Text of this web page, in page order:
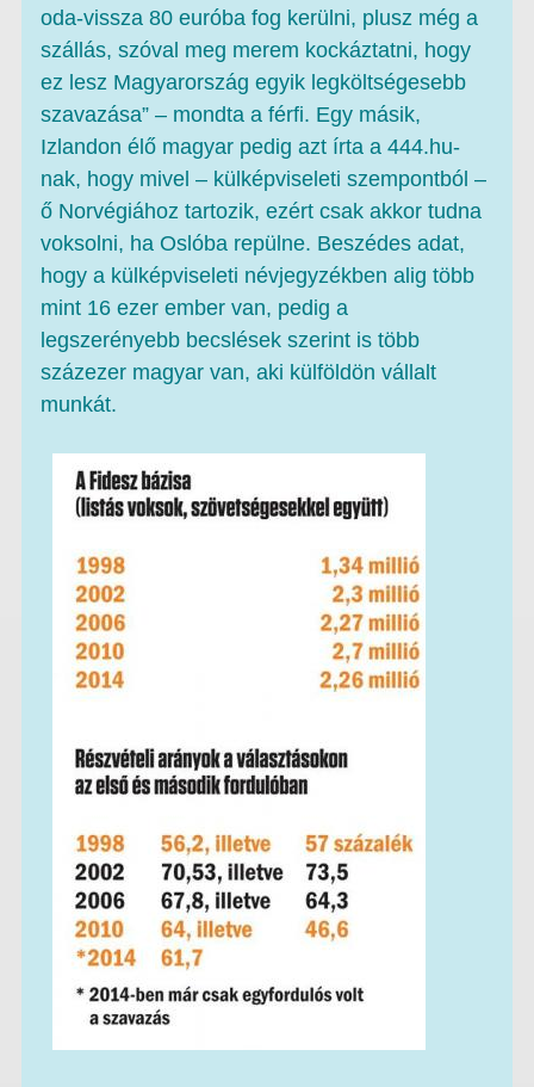
oda-vissza 80 euróba fog kerülni, plusz még a
szállás, szóval meg merem kockáztatni, hogy
ez lesz Magyarország egyik legköltségesebb
szavazása” – mondta a férfi. Egy másik,
Izlandon élő magyar pedig azt írta a 444.hu-
nak, hogy mivel – külképviseleti szempontból –
ő Norvégiához tartozik, ezért csak akkor tudna
voksolni, ha Oslóba repülne. Beszédes adat,
hogy a külképviseleti névjegyzékben alig több
mint 16 ezer ember van, pedig a
legszerényebb becslések szerint is több
százezer magyar van, aki külföldön vállalt
munkát.